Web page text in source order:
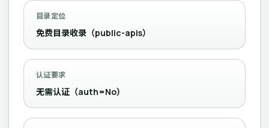
目录定位
免费目录收录（public-apis）
认证要求
无需认证（auth=No）